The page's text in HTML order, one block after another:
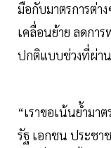
มือกับมาตรการต่า
เคลื่อนย้าย ลดกา
ปกติแบบช่วงที่ผ่า
“เราขอเน้นย้ำมา
รัฐ เอกชน ประชา